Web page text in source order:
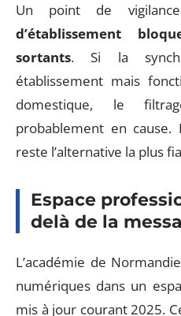
Un point de
d’établissement
sortants. Si la
établissement mais
domestique, le
probablement en cause.
reste l’alternative la plus
Espace
delà de la
L’académie de
numériques dans un
mis à jour courant 2025.